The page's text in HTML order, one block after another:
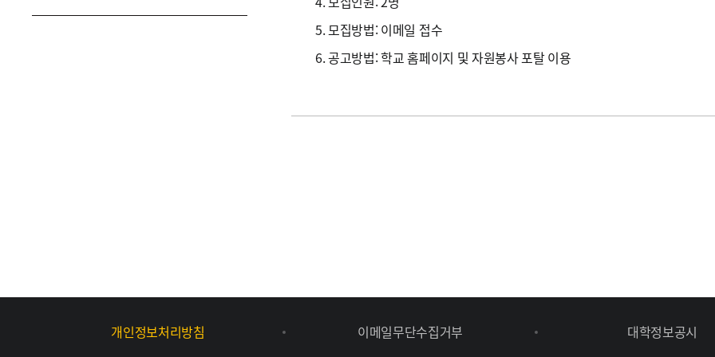
5. 모집방법: 이메일 접수
6. 공고방법: 학교 홈페이지 및 자원봉사 포탈 이용
개인정보처리방침 이메일무단수집거부 대학정보공시